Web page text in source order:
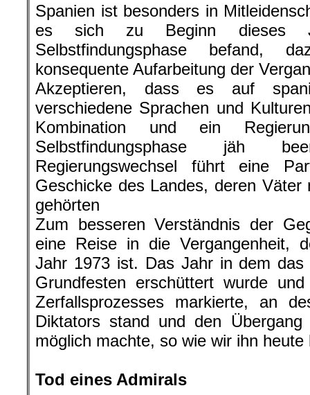
Spanien ist besonders in
es sich zu Beginn dieses
Selbstfindungsphase befand,
konsequente Aufarbeitung der
Akzeptieren, dass es auf
verschiedene Sprachen und
Kombination und ein
Selbstfindungsphase jäh
Regierungswechsel führt eine
Geschicke des Landes, deren
gehörten
Zum besseren Verständnis der
eine Reise in die Vergangenheit,
Jahr 1973 ist. Das Jahr in dem
Grundfesten erschüttert wurde
Zerfallsprozesses markierte, an
Diktators stand und den
möglich machte, so wie wir ihn heute
Tod eines Admirals